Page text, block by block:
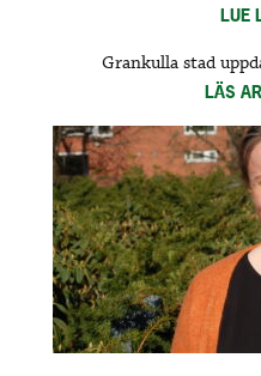
LUE
Grankulla stad
LÄS